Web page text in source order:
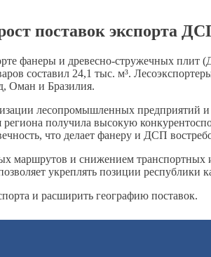
поставок экспорта
фанеры и древесно-стружечных
составил 24,1 тыс. м³.
Оман и Бразилия.
лесопромышленных предприятий
получила высокую
что делает фанеру и ДСП
маршрутов и снижением
укреплять позиции республики
и расширить географию поставок.